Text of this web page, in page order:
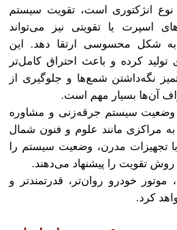
نوع انژکتوری است، تقویت سیستم
اسپرت یا تقویتی نیز می‌تواند
به شکل محسوسی ارتقا دهد. این
تولید کرده و باعث احتراق کامل‌تر
نگه‌داشتن شمع‌ها و جلوگیری از
آن‌ها بسیار مهم است.
وضعیت سیستم جرقه‌زنی و مشاوره
مراکزی مانند علوم و فنون شمال
تجهیزات مدرن، وضعیت سیستم را
روش تقویت را پیشنهاد می‌دهند.
موتور خودرو روان‌تر، قدرتمندتر و
کرد.